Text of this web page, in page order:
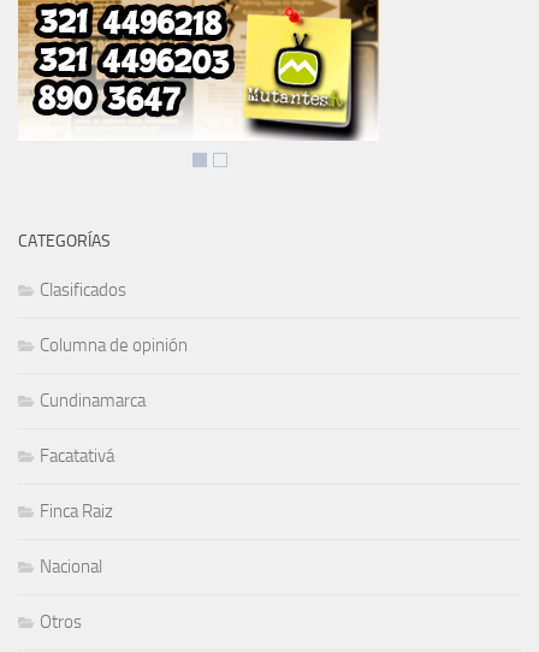
CATEGORÍAS
Clasificados
Columna de opinión
Cundinamarca
Facatativá
Finca Raiz
Nacional
Otros